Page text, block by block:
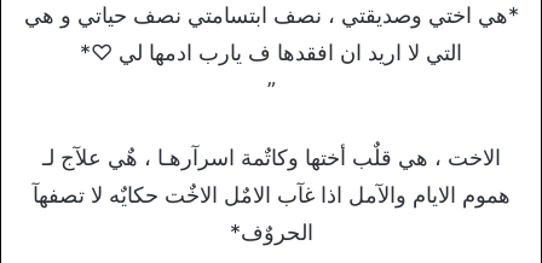
*هي اختي وصديقتي ، نصف ابتسامتي نصف حياتي و هي
التي لا اريد ان افقدها ف يارب ادمها لي ♡*
”
الاخت ، هي قلٌب أختها وكاتٌمة اسرآرهـا ، هٌي علآج لـ
هموم الايام والآمل اذا غآب الامٌل الاخٌت حكايٌه لا تصفهآ
الحروٌف*